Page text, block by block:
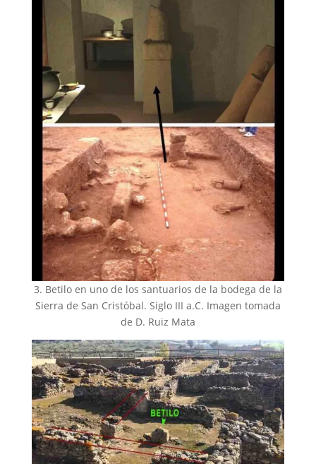
3. Betilo en uno de los santuarios de la bodega de la
Sierra de San Cristóbal. Siglo III a.C. Imagen tomada
de D. Ruiz Mata